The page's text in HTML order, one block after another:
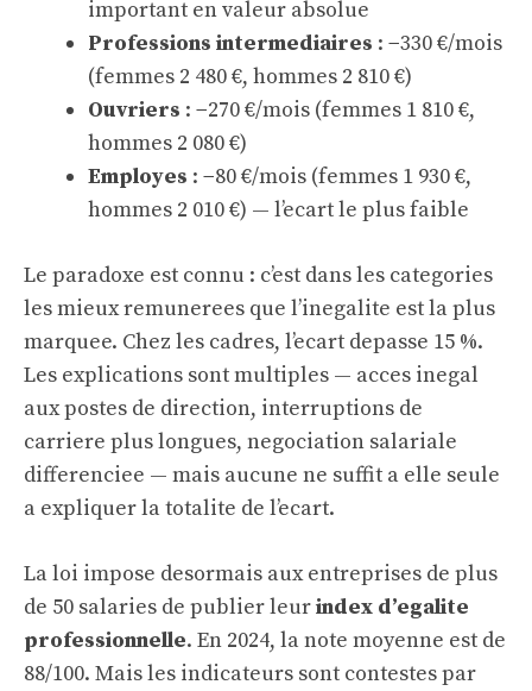
important en valeur absolue
Professions intermediaires : −330 €/mois
(femmes 2 480 €, hommes 2 810 €)
Ouvriers : −270 €/mois (femmes 1 810 €,
hommes 2 080 €)
Employes : −80 €/mois (femmes 1 930 €,
hommes 2 010 €) — l’ecart le plus faible
Le paradoxe est connu : c’est dans les categories
les mieux remunerees que l’inegalite est la plus
marquee. Chez les cadres, l’ecart depasse 15 %.
Les explications sont multiples — acces inegal
aux postes de direction, interruptions de
carriere plus longues, negociation salariale
differenciee — mais aucune ne suffit a elle seule
a expliquer la totalite de l’ecart.
La loi impose desormais aux entreprises de plus
de 50 salaries de publier leurindex d’egalite
professionnelle. En 2024, la note moyenne est de
88/100. Mais les indicateurs sont contestes par